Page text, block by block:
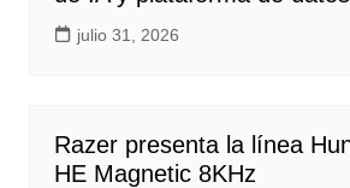
julio 31, 2026
Razer presenta la línea
HE Magnetic 8KHz